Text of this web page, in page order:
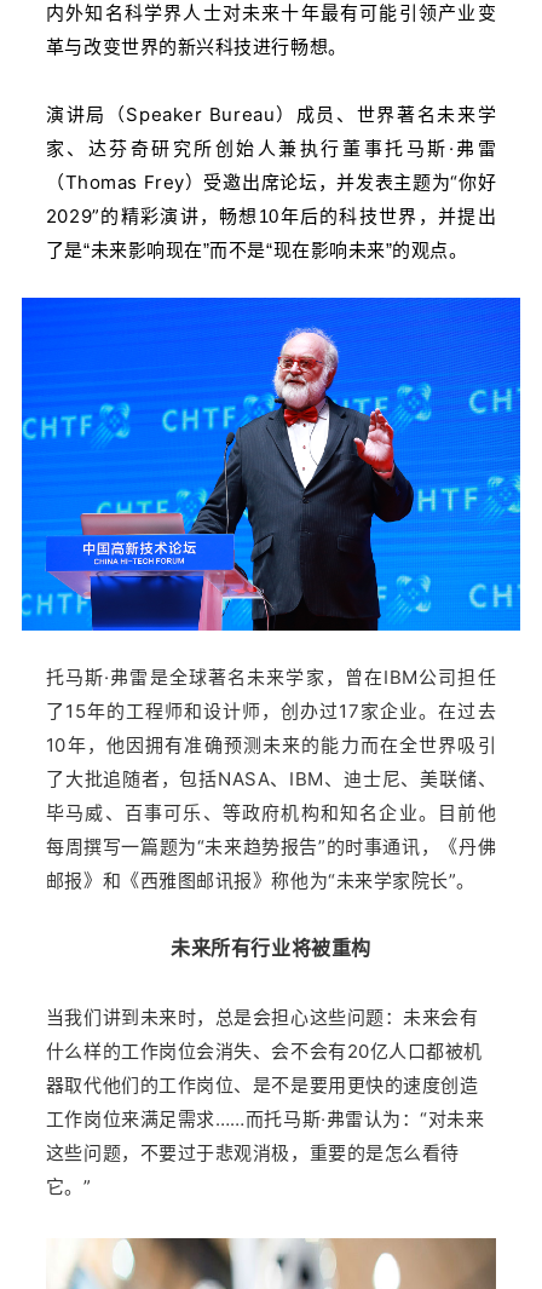
内外知名科学界人士对未来十年最有可能引领产业变
革与改变世界的新兴科技进行畅想。
演讲局（Speaker Bureau）成员、世界著名未来学
家、达芬奇研究所创始人兼执行董事托马斯·弗雷
（Thomas Frey）受邀出席论坛，并发表主题为“你好
2029”的精彩演讲，
畅想10年后的科技世界，并提出
了是“未来影响现在”而不是“现在影响未来”的观点。
托马斯·弗雷是全球著名未来学家，曾在IBM公司担任
了15年的工程师和设计师，创办过17家企业。在过去
10年，他因拥有准确预测未来的能力而在全世界吸引
了大批追随者，包括NASA、IBM、迪士尼、美联储、
毕马威、百事可乐、等政府机构和知名企业。目前他
每周撰写一篇题为“未来趋势报告”的时事通讯，《丹佛
邮报》和《西雅图邮讯报》称他为“未来学家院长”。
未来所有行业将被重构
当我们讲到未来时，总是会担心这些问题：未来会有
什么样的工作岗位会消失、会不会有20亿人口都被机
器取代他们的工作岗位、是不是要用更快的速度创造
工作岗位来满足需求……而托马斯·弗雷认为：“对未来
这些问题，不要过于悲观消极，重要的是怎么看待
它。”